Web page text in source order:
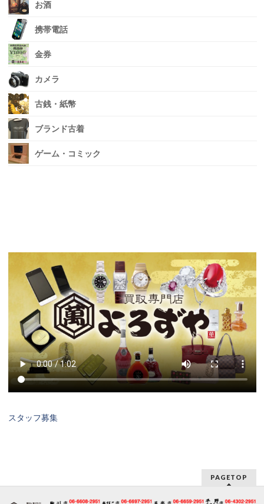
お酒
携帯電話
金券
カメラ
古銭・紙幣
ブランド古着
ゲーム・コミック
スタッフ募集
PAGETOP